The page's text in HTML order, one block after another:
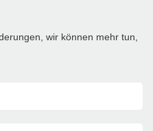
wir können mehr tun,